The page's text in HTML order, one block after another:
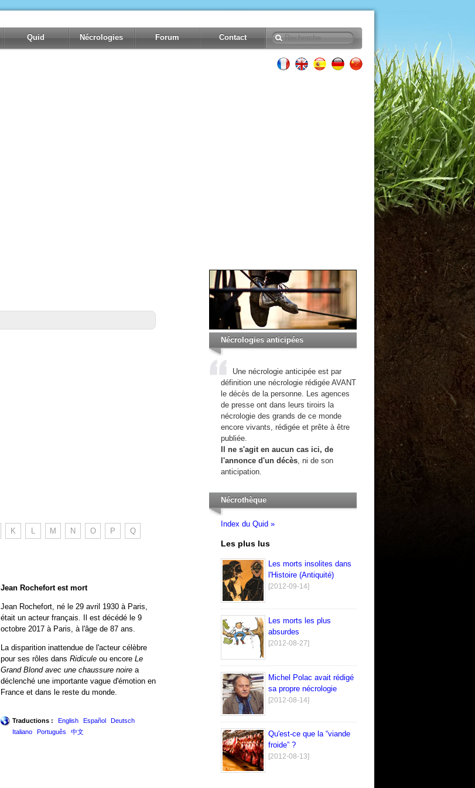
Quid Nécrologies Forum Contact
K L M N O P Q
Jean Rochefort est mort
Jean Rochefort, né le 29 avril 1930 à Paris,
était un acteur français. Il est décédé le 9
octobre 2017 à Paris, à l'âge de 87 ans.
La disparition inattendue de l'acteur célèbre
pour ses rôles dans Ridicule ou encore Le
Grand Blond avec une chaussure noire a
déclenché une importante vague d'émotion en
France et dans le reste du monde.
Traductions : English Español
Deutsch
Italiano
Português 中文
Nécrologies anticipées
Une nécrologie anticipée est par
définition une nécrologie rédigée AVANT
le décès de la personne. Les agences
de presse ont dans leurs tiroirs la
nécrologie des grands de ce monde
encore vivants, rédigée et prête à être
publiée.
Il ne s'agit en aucun cas ici, de
l'annonce d'un décès, ni de son
anticipation.
Nécrothèque
Index du Quid »
Les plus lus
Les morts insolites dans
l'Histoire (Antiquité)
[2012-09-14]
Les morts les plus
absurdes
[2012-08-27]
Michel Polac avait rédigé
sa propre nécrologie
[2012-08-14]
Qu'est-ce que la “viande
froide” ?
[2012-08-13]